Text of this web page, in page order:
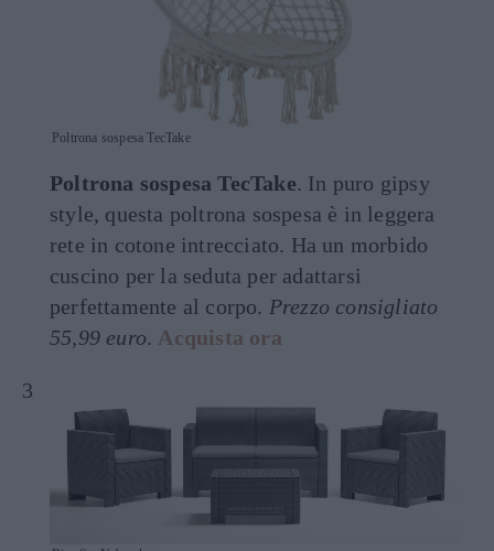
Poltrona sospesa TecTake
Poltrona sospesa TecTake. In puro gipsy
style, questa poltrona sospesa è in leggera
rete in cotone intrecciato. Ha un morbido
cuscino per la seduta per adattarsi
perfettamente al corpo. Prezzo consigliato
55,99 euro. Acquista ora